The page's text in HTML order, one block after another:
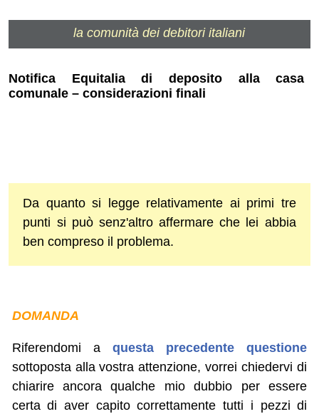
la comunità dei debitori italiani
Notifica Equitalia di deposito alla casa
comunale – considerazioni finali
Da quanto si legge relativamente ai primi tre
punti si può senz'altro affermare che lei abbia
ben compreso il problema.
DOMANDA
Riferendomi a questa precedente questione
sottoposta alla vostra attenzione, vorrei chiedervi di
chiarire ancora qualche mio dubbio per essere
certa di aver capito correttamente tutti i pezzi di